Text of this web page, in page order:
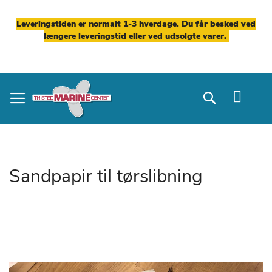
Leveringstiden er normalt 1-3 hverdage. Du får besked ved
længere leveringstid eller ved udsolgte varer.
to
Content
Search
Sandpapir til tørslibning